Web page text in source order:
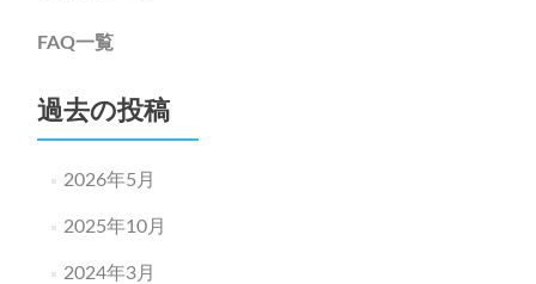
FAQ一覧
過去の投稿
2026年5月
2025年10月
2024年3月